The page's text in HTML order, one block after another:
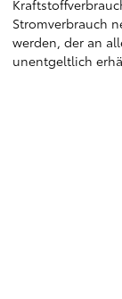
Stromverbrauch
werden, der an
unentgeltlich